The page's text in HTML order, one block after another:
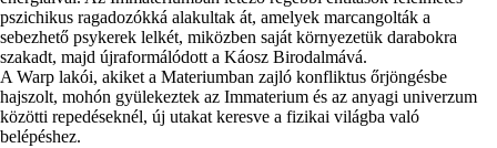
pszichikus ragadozókká alakultak át, amelyek marcangolták a
sebezhető psykerek lelkét, miközben saját környezetük darabokra
szakadt, majd újraformálódott a Káosz Birodalmává.
A Warp lakói, akiket a Materiumban zajló konfliktus őrjöngésbe
hajszolt, mohón gyülekeztek az Immaterium és az anyagi univerzum
közötti repedéseknél, új utakat keresve a fizikai világba való
belépéshez.